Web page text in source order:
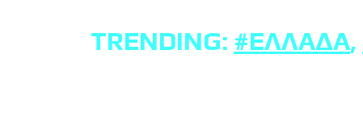
TRENDING: #ΕΛΛΆΔΑ,